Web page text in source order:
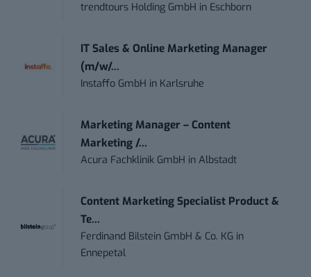
trendtours Holding GmbH in Eschborn
IT Sales & Online Marketing Manager
(m/w/...
Instaffo GmbH in Karlsruhe
Marketing Manager – Content
Marketing /...
Acura Fachklinik GmbH inAlbstadt
Content Marketing Specialist Product &
Te...
Ferdinand Bilstein GmbH & Co. KG in
Ennepetal